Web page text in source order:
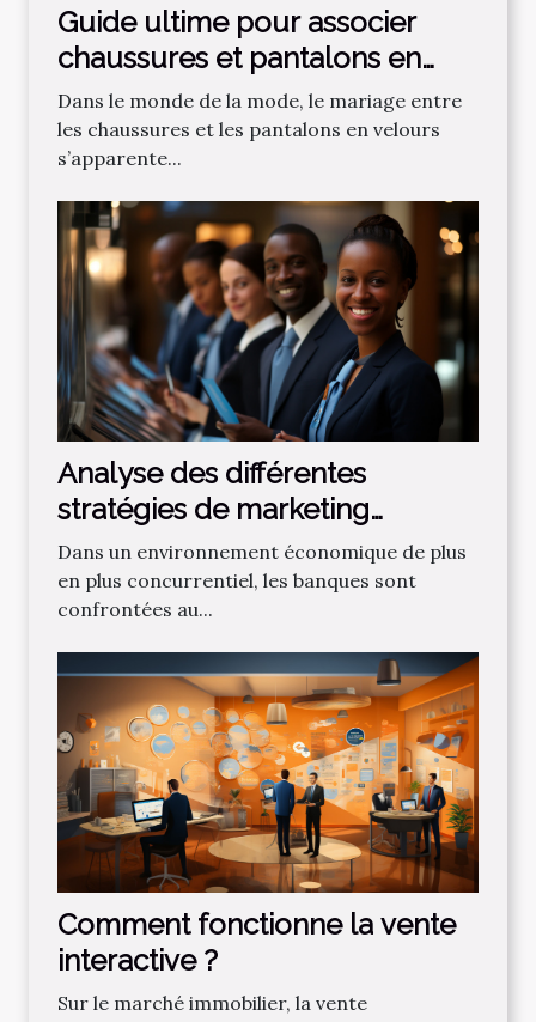
Guide ultime pour associer
chaussures et pantalons en
velours
Dans le monde de la mode, le mariage entre
les chaussures et les pantalons en velours
s’apparente...
Analyse des différentes
stratégies de marketing
bancaire pour attirer de
nouveaux clients
Dans un environnement économique de plus
en plus concurrentiel, les banques sont
confrontées au...
Comment fonctionne la vente
interactive ?
Sur le marché immobilier, la vente